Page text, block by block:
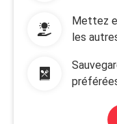
Mettez
les